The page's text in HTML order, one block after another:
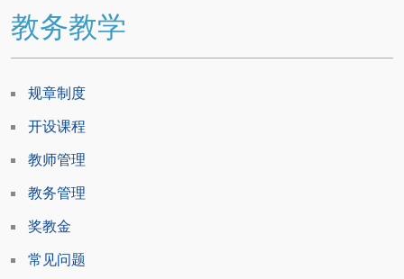
教务教学
规章制度
开设课程
教师管理
教务管理
奖教金
常见问题